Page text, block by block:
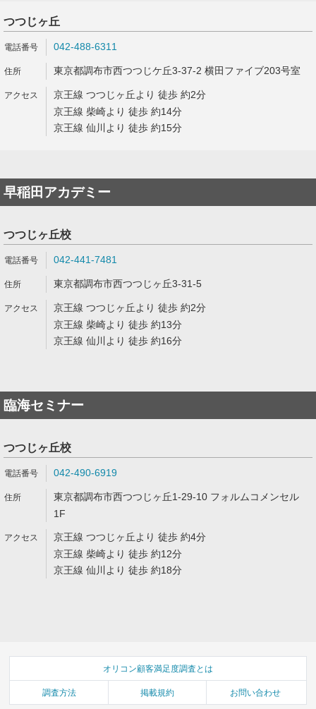
つつじヶ丘
042-488-6311
東京都調布市西つつじケ丘3-37-2 横田ファイブ203号室
京王線 つつじヶ丘より 徒歩 約2分
京王線 柴崎より 徒歩 約14分
京王線 仙川より 徒歩 約15分
早稲田アカデミー
つつじヶ丘校
042-441-7481
東京都調布市西つつじヶ丘3-31-5
京王線 つつじヶ丘より 徒歩 約2分
京王線 柴崎より 徒歩 約13分
京王線 仙川より 徒歩 約16分
臨海セミナー
つつじヶ丘校
042-490-6919
東京都調布市西つつじヶ丘1-29-10 フォルムコメンセル
1F
京王線 つつじヶ丘より 徒歩 約4分
京王線 柴崎より 徒歩 約12分
京王線 仙川より 徒歩 約18分
オリコン顧客満足度調査とは
調査方法 掲載規約 お問い合わせ